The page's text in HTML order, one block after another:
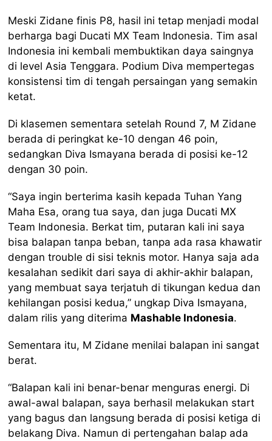
Meski Zidane finis P8, hasil ini tetap menjadi modal
berharga bagi Ducati MX Team Indonesia. Tim asal
Indonesia ini kembali membuktikan daya saingnya
di level Asia Tenggara. Podium Diva mempertegas
konsistensi tim di tengah persaingan yang semakin
ketat.
Di klasemen sementara setelah Round 7, M Zidane
berada di peringkat ke-10 dengan 46 poin,
sedangkan Diva Ismayana berada di posisi ke-12
dengan 30 poin.
“Saya ingin berterima kasih kepada Tuhan Yang
Maha Esa, orang tua saya, dan juga Ducati MX
Team Indonesia. Berkat tim, putaran kali ini saya
bisa balapan tanpa beban, tanpa ada rasa khawatir
dengan trouble di sisi teknis motor. Hanya saja ada
kesalahan sedikit dari saya di akhir-akhir balapan,
yang membuat saya terjatuh di tikungan kedua dan
kehilangan posisi kedua,” ungkap Diva Ismayana,
dalam rilis yang diterima Mashable Indonesia.
Sementara itu, M Zidane menilai balapan ini sangat
berat.
“Balapan kali ini benar-benar menguras energi. Di
awal-awal balapan, saya berhasil melakukan start
yang bagus dan langsung berada di posisi ketiga di
belakang Diva. Namun di pertengahan balap ada